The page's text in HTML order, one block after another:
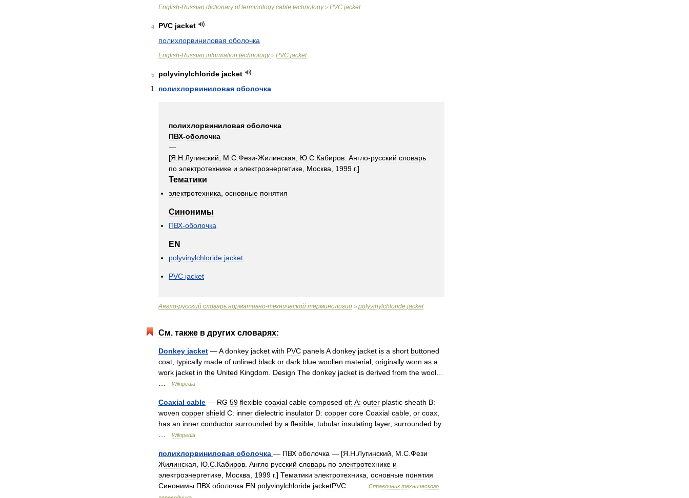
English-Russian dictionary of terminology cable technology> PVC jacket
4 PVC jacket
полихлорвиниловая оболочка
English-Russian information technology > PVC jacket
5 polyvinylchloride jacket
полихлорвиниловая оболочка
полихлорвиниловая оболочка
ПВХ-оболочка
—
[Я Н Лугинский М С Фези-Жилинская Ю С Кабиров Англо-русский словарь
по электротехнике и электроэнергетике Москва 1999 г.]
Тематики
электротехника основные понятия
Синонимы
ПВХ-оболочка
EN
polyvinylchloride jacket
PVC jacket
Англо-русский словарь нормативно-технической терминологии > polyvinylchloride jacket
См. также в других словарях:
Donkey jacket —A donkey jacket with PVC panelsA donkey jacket is a short buttoned
coat typically made of unlined black or dark blue woollen material; originally worn as a
work jacket in the United Kingdom Design The donkey jacket is derived from the wool
Wikipedia
Coaxial cable — RG 59 flexible coaxial cable composed of: A: outer plastic sheath B:
woven copper shield C: inner dielectric insulator D: copper core Coaxial cable or coax
has an inner conductor surrounded by a flexible tubular insulating layer, surrounded by
Wikipedia
полихлорвиниловая оболочка — ПВХ оболочка — [Я Н Лугинский М С Фези
Жилинская
Ю С Кабиров Англо русский словарь по электротехнике и
электроэнергетике Москва 1999 г.] Тематики электротехника основные понятия
Синонимы ПВХ оболочка EN polyvinylchloride jacketPVC Справочник технического